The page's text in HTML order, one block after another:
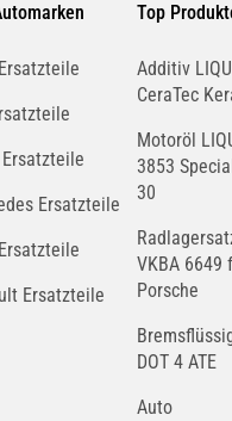
Ersatzteile
Ersatzteile
Ersatzteile
Top
Additiv
CeraTec
Motoröl
3853
30
VKBA 6649
Porsche
DOT 4 ATE
Auto